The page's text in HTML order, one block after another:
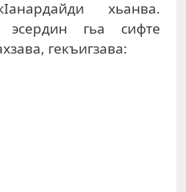
хьанва.
эсердин гьа сифте
гекъигзава: